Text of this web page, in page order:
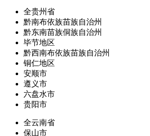
全贵州省
黔南布依族苗族自治州
黔东南苗族侗族自治州
毕节地区
黔西南布依族苗族自治州
铜仁地区
安顺市
遵义市
六盘水市
贵阳市
全云南省
保山市